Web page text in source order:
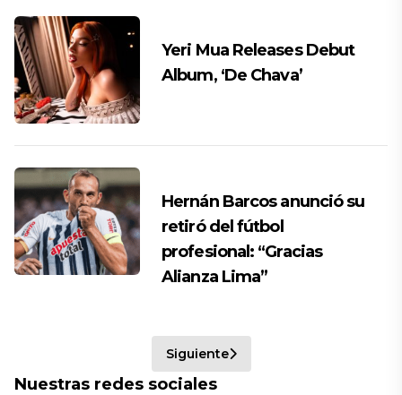
Yeri Mua Releases Debut
Album, ‘De Chava’
Hernán Barcos anunció su
retiró del fútbol
profesional: “Gracias
Alianza Lima”
Siguiente
Nuestras redes sociales